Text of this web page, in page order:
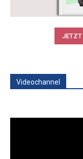
JETZT
Videochannel